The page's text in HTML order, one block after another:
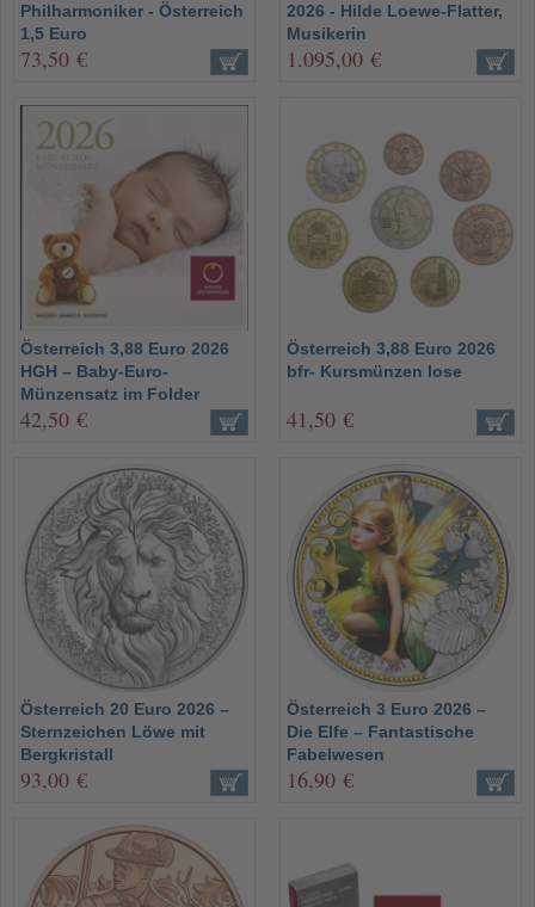
Philharmoniker - Österreich
1,5 Euro
73,50 €
2026 - Hilde Loewe-Flatter,
Musikerin
1.095,00 €
Österreich 3,88 Euro 2026
HGH – Baby-Euro-
Münzensatz im Folder
42,50 €
Österreich 3,88 Euro 2026
bfr- Kursmünzen lose
41,50 €
Österreich 20 Euro 2026 –
Sternzeichen Löwe mit
Bergkristall
93,00 €
Österreich 3 Euro 2026 –
Die Elfe – Fantastische
Fabelwesen
16,90 €